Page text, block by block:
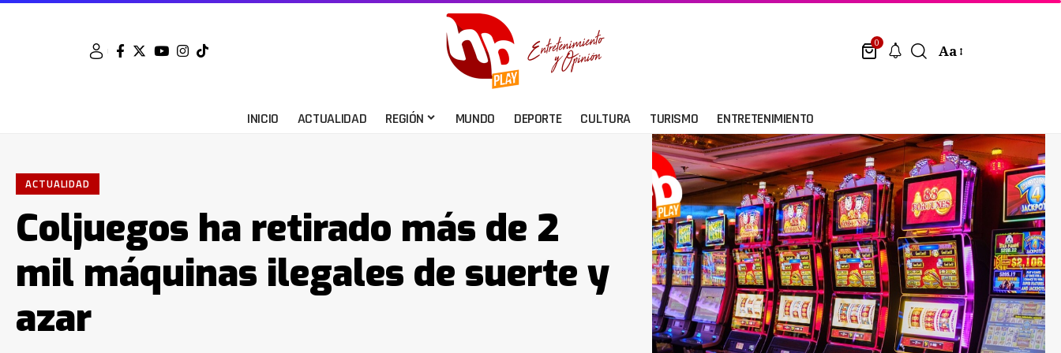
0 Aa
INICIO ACTUALIDAD REGIÓN MUNDO DEPORTE CULTURA TURISMO ENTRETENIMIENTO
ACTUALIDAD
Coljuegos ha retirado más de 2
mil máquinas ilegales de suerte y
azar